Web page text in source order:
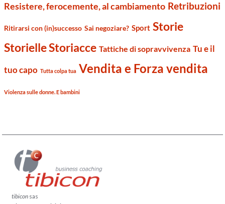
Resistere, ferocemente, al cambiamento Retribuzioni
Ritirarsi con (in)successo Sai negoziare? Sport Storie
Storielle Storiacce Tattiche di sopravvivenza Tu e il
tuo capo Tutta colpa tua Vendita e Forza vendita
Violenza sulle donne. E bambini
tibicon sas